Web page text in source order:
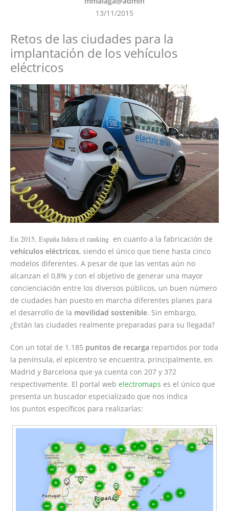
13/11/2015
Retos de las ciudades para la
implantación de los vehículos
eléctricos
En 2015, España lidera el ranking en cuanto a la fabricación de
vehículos eléctricos, siendo el único que tiene hasta cinco
modelos diferentes. A pesar de que las ventas aún no
alcanzan el 0,8% y con el objetivo de generar una mayor
concienciación entre los diversos públicos, un buen número
de ciudades han puesto en marcha diferentes planes para
el desarrollo de la movilidad sostenible. Sin embargo,
¿Están las ciudades realmente preparadas para su llegada?
Con un total de 1.185 puntos de recarga repartidos por toda
la península, el epicentro se encuentra, principalmente, en
Madrid y Barcelona que ya cuenta con 207 y 372
respectivamente. El portal web electromaps es el único que
presenta un buscador especializado que nos indica
los puntos específicos para realizarlas: